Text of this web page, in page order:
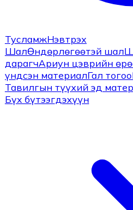
ТусламжНэвтрэх
ШалӨндөрлөгөөтэй шал
дарагчАриун цэврийн
үндсэн материалГал тогоо
Тавилгын түүхий эд
Бүх бүтээгдэхүүн